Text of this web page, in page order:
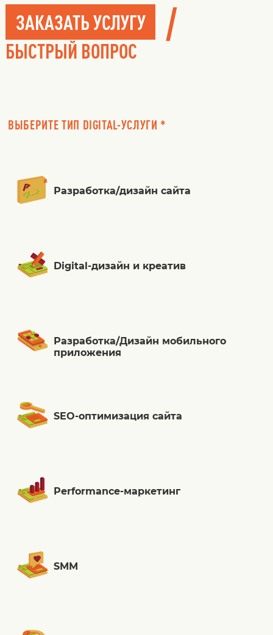
ЗАКАЗАТЬ УСЛУГУ /
БЫСТРЫЙ ВОПРОС
ВЫБЕРИТЕ ТИП DIGITAL-УСЛУГИ *
Разработка/дизайн сайта
Digital-дизайн и креатив
Разработка/Дизайн мобильного
приложения
SEO-оптимизация сайта
Performance-маркетинг
SMM